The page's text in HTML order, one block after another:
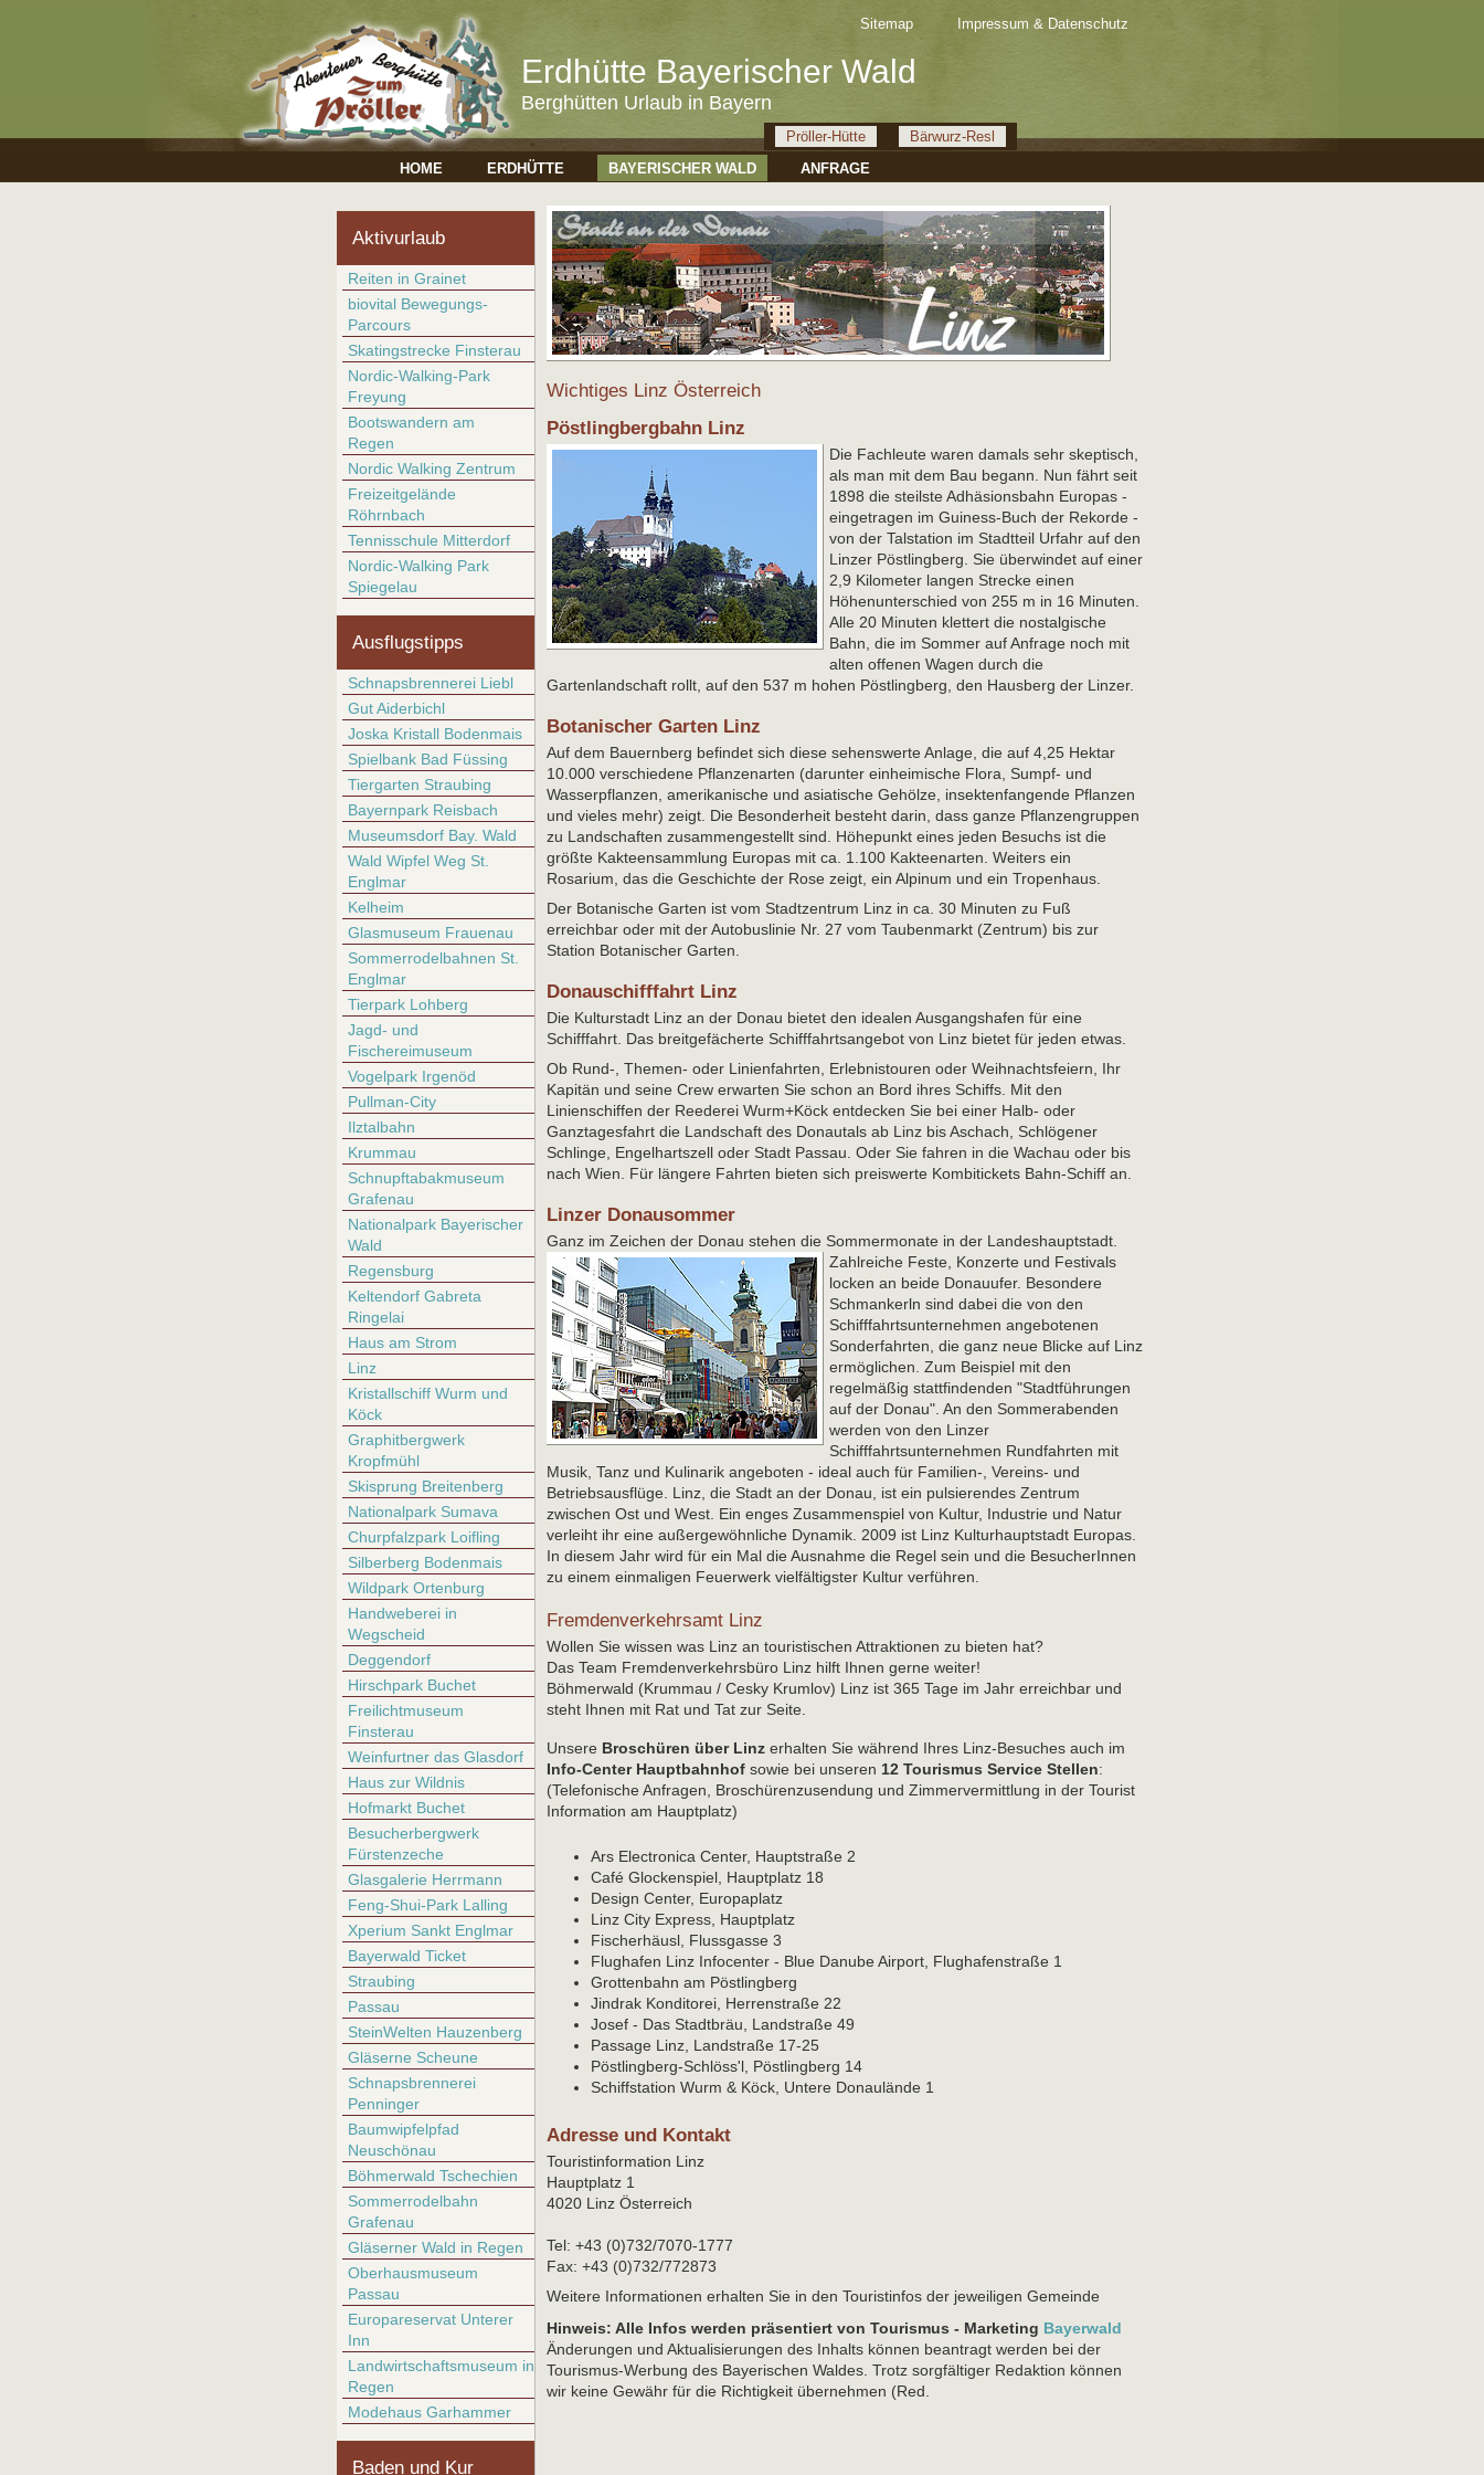
Erdhütte Bayerischer Wald
Berghütten Urlaub in Bayern
Sitemap Impressum & Datenschutz
Pröller-Hütte
Bärwurz-Resl
HOME
ERDHÜTTE BAYERISCHER WALD ANFRAGE
Aktivurlaub
Reiten in Grainet
biovital Bewegungs-
Parcours
Skatingstrecke Finsterau
Nordic-Walking-Park
Freyung
Bootswandern am
Regen
Nordic Walking Zentrum
Freizeitgelände
Röhrnbach
Tennisschule Mitterdorf
Nordic-Walking Park
Spiegelau
Ausflugstipps
Schnapsbrennerei Liebl
Gut Aiderbichl
Joska Kristall Bodenmais
Spielbank Bad Füssing
Tiergarten Straubing
Bayernpark Reisbach
Museumsdorf Bay. Wald
Wald Wipfel Weg St.
Englmar
Kelheim
Glasmuseum Frauenau
Sommerrodelbahnen St.
Englmar
Tierpark Lohberg
Jagd- und
Fischereimuseum
Vogelpark Irgenöd
Pullman-City
Ilztalbahn
Krummau
Schnupftabakmuseum
Grafenau
Nationalpark Bayerischer
Wald
Regensburg
Keltendorf Gabreta
Ringelai
Haus am Strom
Linz
Kristallschiff Wurm und
Köck
Graphitbergwerk
Kropfmühl
Skisprung Breitenberg
Nationalpark Sumava
Churpfalzpark Loifling
Silberberg Bodenmais
Wildpark Ortenburg
Handweberei in
Wegscheid
Deggendorf
Hirschpark Buchet
Freilichtmuseum
Finsterau
Weinfurtner das Glasdorf
Haus zur Wildnis
Hofmarkt Buchet
Besucherbergwerk
Fürstenzeche
Glasgalerie Herrmann
Feng-Shui-Park Lalling
Xperium Sankt Englmar
Bayerwald Ticket
Straubing
Passau
SteinWelten Hauzenberg
Gläserne Scheune
Schnapsbrennerei
Penninger
Baumwipfelpfad
Neuschönau
Böhmerwald Tschechien
Sommerrodelbahn
Grafenau
Gläserner Wald in Regen
Oberhausmuseum
Passau
Europareservat Unterer
Inn
Landwirtschaftsmuseum in
Regen
Modehaus Garhammer
Baden und Kur
Wichtiges Linz Österreich
Pöstlingbergbahn Linz
Die Fachleute waren damals sehr skeptisch,
als man mit dem Bau begann. Nun fährt seit
1898 die steilste Adhäsionsbahn Europas -
eingetragen im Guiness-Buch der Rekorde -
von der Talstation im Stadtteil Urfahr auf den
Linzer Pöstlingberg. Sie überwindet auf einer
2,9 Kilometer langen Strecke einen
Höhenunterschied von 255 m in 16 Minuten.
Alle 20 Minuten klettert die nostalgische
Bahn, die im Sommer auf Anfrage noch mit
alten offenen Wagen durch die
Gartenlandschaft rollt, auf den 537 m hohen Pöstlingberg, den Hausberg der Linzer.
Botanischer Garten Linz
Auf dem Bauernberg befindet sich diese sehenswerte Anlage, die auf 4,25 Hektar
10.000 verschiedene Pflanzenarten (darunter einheimische Flora, Sumpf- und
Wasserpflanzen, amerikanische und asiatische Gehölze, insektenfangende Pflanzen
und vieles mehr) zeigt. Die Besonderheit besteht darin, dass ganze Pflanzengruppen
zu Landschaften zusammengestellt sind. Höhepunkt eines jeden Besuchs ist die
größte Kakteensammlung Europas mit ca. 1.100 Kakteenarten. Weiters ein
Rosarium, das die Geschichte der Rose zeigt, ein Alpinum und ein Tropenhaus.
Der Botanische Garten ist vom Stadtzentrum Linz in ca. 30 Minuten zu Fuß
erreichbar oder mit der Autobuslinie Nr. 27 vom Taubenmarkt (Zentrum) bis zur
Station Botanischer Garten.
Donauschifffahrt Linz
Die Kulturstadt Linz an der Donau bietet den idealen Ausgangshafen für eine
Schifffahrt. Das breitgefächerte Schifffahrtsangebot von Linz bietet für jeden etwas.
Ob Rund-, Themen- oder Linienfahrten, Erlebnistouren oder Weihnachtsfeiern, Ihr
Kapitän und seine Crew erwarten Sie schon an Bord ihres Schiffs. Mit den
Linienschiffen der Reederei Wurm+Köck entdecken Sie bei einer Halb- oder
Ganztagesfahrt die Landschaft des Donautals ab Linz bis Aschach, Schlögener
Schlinge, Engelhartszell oder Stadt Passau. Oder Sie fahren in die Wachau oder bis
nach Wien. Für längere Fahrten bieten sich preiswerte Kombitickets Bahn-Schiff an.
Linzer Donausommer
Ganz im Zeichen der Donau stehen die Sommermonate in der Landeshauptstadt.
Zahlreiche Feste, Konzerte und Festivals
locken an beide Donauufer. Besondere
Schmankerln sind dabei die von den
Schifffahrtsunternehmen angebotenen
Sonderfahrten, die ganz neue Blicke auf Linz
ermöglichen. Zum Beispiel mit den
regelmäßig stattfindenden "Stadtführungen
auf der Donau". An den Sommerabenden
werden von den Linzer
Schifffahrtsunternehmen Rundfahrten mit
Musik, Tanz und Kulinarik angeboten - ideal auch für Familien-, Vereins- und
Betriebsausflüge. Linz, die Stadt an der Donau, ist ein pulsierendes Zentrum
zwischen Ost und West. Ein enges Zusammenspiel von Kultur, Industrie und Natur
verleiht ihr eine außergewöhnliche Dynamik. 2009 ist Linz Kulturhauptstadt Europas.
In diesem Jahr wird für ein Mal die Ausnahme die Regel sein und die BesucherInnen
zu einem einmaligen Feuerwerk vielfältigster Kultur verführen.
Fremdenverkehrsamt Linz
Wollen Sie wissen was Linz an touristischen Attraktionen zu bieten hat?
Das Team Fremdenverkehrsbüro Linz hilft Ihnen gerne weiter!
Böhmerwald (Krummau / Cesky Krumlov) Linz ist 365 Tage im Jahr erreichbar und
steht Ihnen mit Rat und Tat zur Seite.
Unsere Broschüren über Linz erhalten Sie während Ihres Linz-Besuches auch im
Info-Center Hauptbahnhof sowie bei unseren 12 Tourismus Service Stellen:
(Telefonische Anfragen, Broschürenzusendung und Zimmervermittlung in der Tourist
Information am Hauptplatz)
Ars Electronica Center, Hauptstraße 2
Café Glockenspiel, Hauptplatz 18
Design Center, Europaplatz
Linz City Express, Hauptplatz
Fischerhäusl, Flussgasse 3
Flughafen Linz Infocenter - Blue Danube Airport, Flughafenstraße 1
Grottenbahn am Pöstlingberg
Jindrak Konditorei, Herrenstraße 22
Josef - Das Stadtbräu, Landstraße 49
Passage Linz, Landstraße 17-25
Pöstlingberg-Schlöss'l, Pöstlingberg 14
Schiffstation Wurm & Köck, Untere Donaulände 1
Adresse und Kontakt
Touristinformation Linz
Hauptplatz 1
4020 Linz Österreich
Tel: +43 (0)732/7070-1777
Fax: +43 (0)732/772873
Weitere Informationen erhalten Sie in den Touristinfos der jeweiligen Gemeinde
Hinweis: Alle Infos werden präsentiert von Tourismus - Marketing Bayerwald
Änderungen und Aktualisierungen des Inhalts können beantragt werden bei der
Tourismus-Werbung des Bayerischen Waldes. Trotz sorgfältiger Redaktion können
wir keine Gewähr für die Richtigkeit übernehmen (Red.